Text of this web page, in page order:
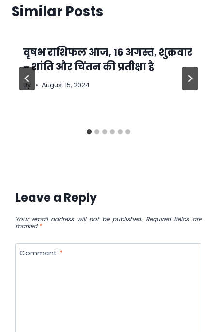
Similar Posts
वृषभ राशिफल आज, 16 अगस्त, शुक्रवार
– शांति और चिंतन की प्रतीक्षा है
By August 15, 2024
Leave a Reply
Your email address will not be published. Required fields are
marked*
Comment *